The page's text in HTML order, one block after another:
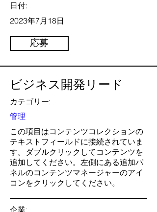
日付:
2023年7月18日
応募
ビジネス開発リード
カテゴリー:
管理
この項目はコンテンツコレクションの
テキストフィールドに接続されていま
す。ダブルクリックしてコンテンツを
追加してください。左側にある追加パ
ネルのコンテンツマネージャーのアイ
コンをクリックしてください。
企業: